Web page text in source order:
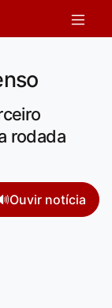
rodada
Ouvir notícia